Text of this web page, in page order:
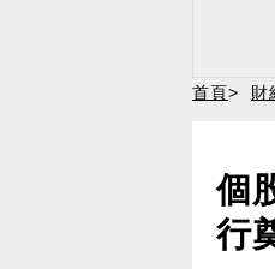
首頁> 財
個
行